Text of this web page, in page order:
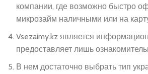
компании, где возможно быстро
микрозайм наличными или на
Vsezaimy.kz является
предоставляет лишь
В нем достаточно выбрать тип